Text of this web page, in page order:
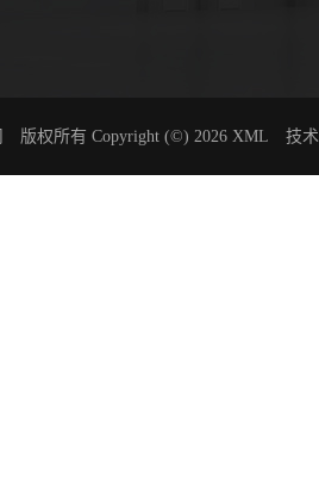
版权所有 Copyright (©) 2026 XML 技